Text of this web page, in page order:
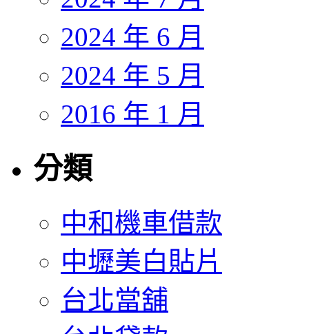
2024 年 6 月
2024 年 5 月
2016 年 1 月
分類
中和機車借款
中壢美白貼片
台北當舖